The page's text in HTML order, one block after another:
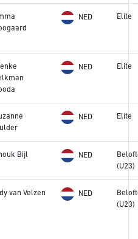
NED Elite
NED Elite
NED Elite
Bijl NED
(U23)
van Velzen NED
(U23)